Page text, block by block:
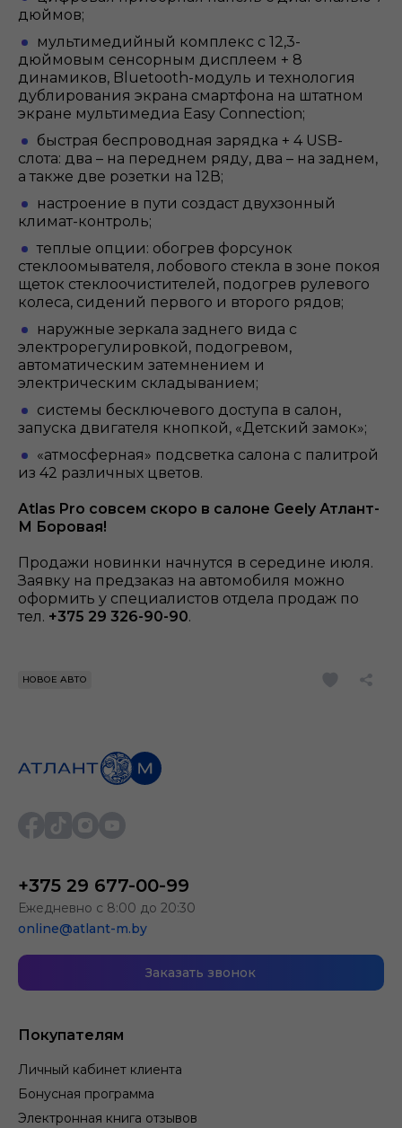
дюймов;
мультимедийный комплекс с 12,3-
дюймовым сенсорным дисплеем + 8
динамиков, Bluetooth-модуль и технология
дублирования экрана смартфона на штатном
экране мультимедиa Easy Connection;
быстрая беспроводная зарядка + 4 USB-
слота: два – на переднем ряду, два – на заднем,
а также две розетки на 12В;
настроение в пути создаст двухзонный
климат-контроль;
теплые опции: обогрев форсунок
стеклоомывателя, лобового стекла в зоне покоя
щеток стеклоочистителей, подогрев рулевого
колеса, сидений первого и второго рядов;
наружные зеркала заднего вида с
электрорегулировкой, подогревом,
автоматическим затемнением и
электрическим складыванием;
системы бесключевого доступа в салон,
запуска двигателя кнопкой, «Детский замок»;
«атмосферная» подсветка салона с палитрой
из 42 различных цветов.
Atlas Pro совсем скоро в салоне Geely Атлант-
М Боровая!
Продажи новинки начнутся в середине июля.
Заявку на предзаказ на автомобиля можно
оформить у специалистов отдела продаж по
тел. +375 29 326-90-90.
НОВОЕ АВТО
Покупателям
Личный кабинет клиента
Бонусная программа
Электронная книга отзывов
+375 29 677-00-99
Ежедневно с 8:00 до 20:30
online@atlant-m.by
Заказать звонок